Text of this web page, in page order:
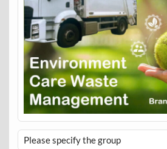
Please specify the group